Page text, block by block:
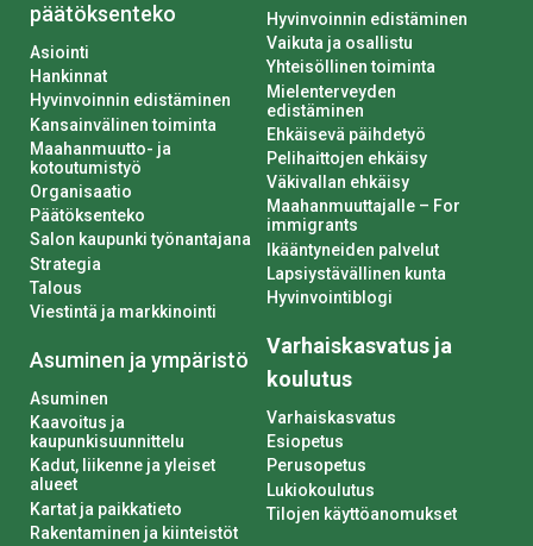
päätöksenteko
Asiointi
Hankinnat
Hyvinvoinnin edistäminen
Kansainvälinen toiminta
Maahanmuutto- ja
kotoutumistyö
Organisaatio
Päätöksenteko
Salon kaupunki työnantajana
Strategia
Talous
Viestintä ja markkinointi
Asuminen ja ympäristö
Asuminen
Kaavoitus ja
kaupunkisuunnittelu
Kadut, liikenne ja yleiset
alueet
Kartat ja paikkatieto
Rakentaminen ja kiinteistöt
Hyvinvoinnin edistäminen
Vaikuta ja osallistu
Yhteisöllinen toiminta
Mielenterveyden
edistäminen
Ehkäisevä päihdetyö
Pelihaittojen ehkäisy
Väkivallan ehkäisy
Maahanmuuttajalle – For
immigrants
Ikääntyneiden palvelut
Lapsiystävällinen kunta
Hyvinvointiblogi
Varhaiskasvatus ja
koulutus
Varhaiskasvatus
Esiopetus
Perusopetus
Lukiokoulutus
Tilojen käyttöanomukset